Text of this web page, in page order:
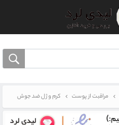
مراقبت از پوست کرم و ژل ضد جوش